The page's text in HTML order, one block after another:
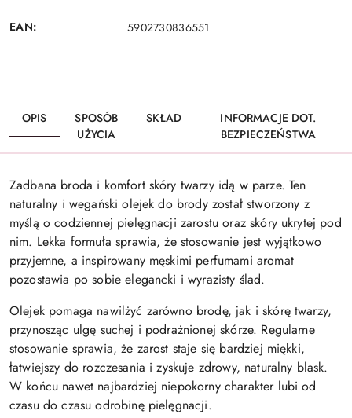
EAN: 5902730836551
OPIS
SPOSÓB
UŻYCIA
SKŁAD
INFORMACJE DOT.
BEZPIECZEŃSTWA
Zadbana broda i komfort skóry twarzy idą w parze. Ten
naturalny i wegański olejek do brody został stworzony z
myślą o codziennej pielęgnacji zarostu oraz skóry ukrytej pod
nim. Lekka formuła sprawia, że stosowanie jest wyjątkowo
przyjemne, a inspirowany męskimi perfumami aromat
pozostawia po sobie elegancki i wyrazisty ślad.
Olejek pomaga nawilżyć zarówno brodę, jak i skórę twarzy,
przynosząc ulgę suchej i podrażnionej skórze. Regularne
stosowanie sprawia, że zarost staje się bardziej miękki,
łatwiejszy do rozczesania i zyskuje zdrowy, naturalny blask.
W końcu nawet najbardziej niepokorny charakter lubi od
czasu do czasu odrobinę pielęgnacji.